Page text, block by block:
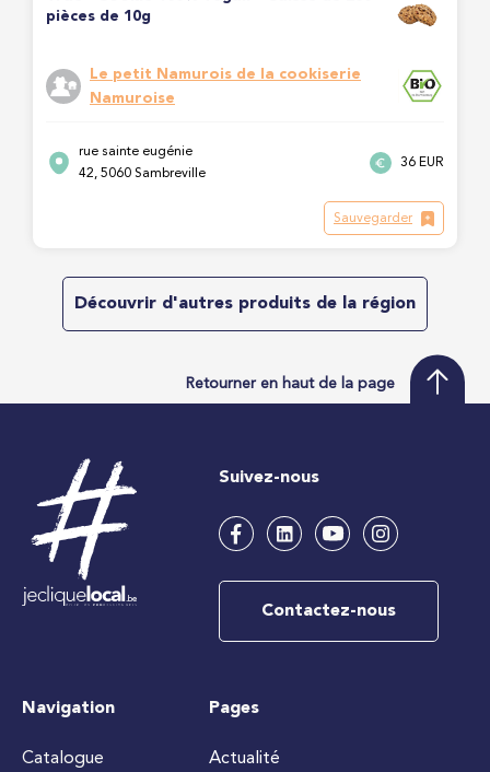
pièces de 10g
Le petit Namurois de la cookiserie
Namuroise
rue sainte eugénie
42, 5060 Sambreville
36 EUR
Sauvegarder
Découvrir d'autres produits de la région
Retourner en haut de la page
Suivez-nous
Contactez-nous
Navigation
Catalogue
Pages
Actualité